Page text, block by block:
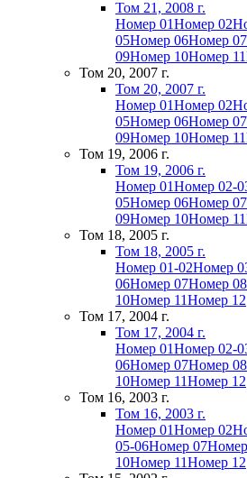
Том 21, 2008 г.
Номер 01Номер 02
05Номер 06Номер 07
09Номер 10Номер 11
Том 20, 2007 г.
Том 20, 2007 г.
Номер 01Номер 02
05Номер 06Номер 07
09Номер 10Номер 11
Том 19, 2006 г.
Том 19, 2006 г.
Номер 01Номер 02-
05Номер 06Номер 07
09Номер 10Номер 11
Том 18, 2005 г.
Том 18, 2005 г.
Номер 01-02Номер
06Номер 07Номер 08
10Номер 11Номер 12
Том 17, 2004 г.
Том 17, 2004 г.
Номер 01Номер 02-
06Номер 07Номер 08
10Номер 11Номер 12
Том 16, 2003 г.
Том 16, 2003 г.
Номер 01Номер 02
05-06Номер 07
10Номер 11Номер 12